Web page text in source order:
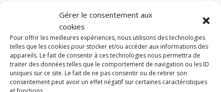
Gérer le consentement aux
cookies
Pour offrir les meilleures expériences, nous utilisons des technologies
telles que les cookies pour stocker et/ou accéder aux informations des
appareils. Le fait de consentir à ces technologies nous permettra de
traiter des données telles que le comportement de navigation ou les ID
uniques sur ce site. Le fait de ne pas consentir ou de retirer son
consentement peut avoir un effet négatif sur certaines caractéristiques
Produits similaires